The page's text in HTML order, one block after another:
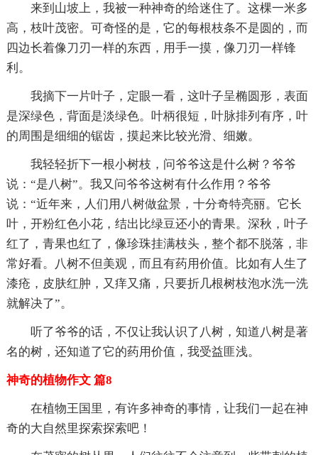
来到山坡上，我被一种神奇的给迷住了。这棵一米多
高，枝叶茂密。可奇怪的是，它的每根枝条不是圆的，而
四边长着像刀刃一样的东西，用手一摸，像刀刃一样锋
利。
我摘下一片叶子，定眼一看，这叶子呈椭圆形，表面
是深绿色，背面是淡绿色。叶柄很短，叶脉排列有序，叶
的周围是细细的锯齿，摸起来比较光滑、细嫩。
我轻轻折下一根小树枝，问爷爷这是什么树？爷爷
说：“是八树”。我又问爷爷这树有什么作用？爷爷
说：“近年来，人们用八树做盆景，十分奇特亮丽。它长
叶，开粉红色小花，结出比绿豆还小的青果。深秋，叶子
红了，青果也红了，像珍珠挂满枝头，整个都不脱落，非
常好看。八树不但美观，而且有药用价值。比如有人生了
漆疮，皮肤红肿，又痒又痛，只要折几根树枝泡水洗一洗
就解决了”。
听了爷爷的话，不仅让我认识了八树，知道八树是著
名的树，还知道了它的药用价值，我受益匪浅。
神奇的植物作文 篇8
在植物王国里，有许多神奇的事情，让我们一起在神
奇的大自然里探索探索吧！